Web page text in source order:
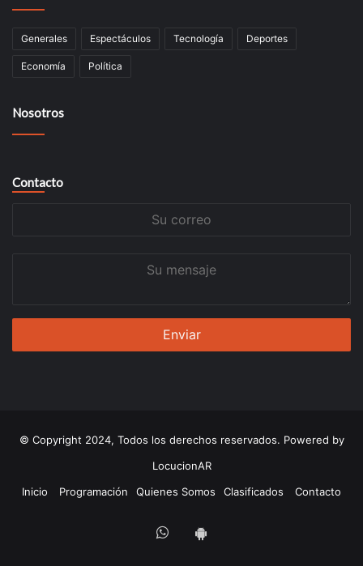
Generales Espectáculos Tecnología Deportes
Economía Política
Nosotros
Contacto
© Copyright 2024, Todos los derechos reservados. Powered by
LocucionAR
Inicio
Programación Quienes Somos Clasificados Contacto
Whatsapp